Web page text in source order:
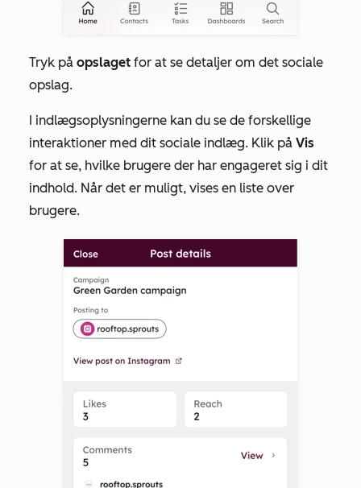
Tryk på opslaget for at se detaljer om det sociale
opslag.
I indlægsoplysningerne kan du se de forskellige
interaktioner med dit sociale indlæg. Klik på Vis
for at se, hvilke brugere der har engageret sig i dit
indhold. Når det er muligt, vises en liste over
brugere.